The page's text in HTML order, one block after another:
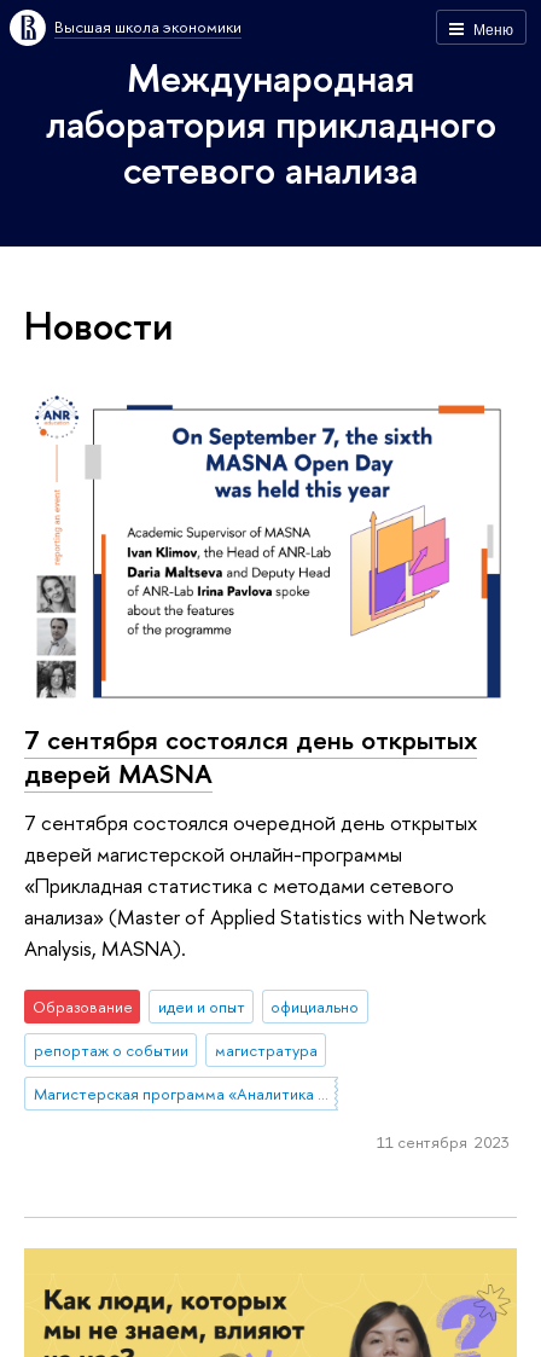
Меню
Высшая школа экономики
Международная
лаборатория прикладного
сетевого анализа
Новости
7 сентября состоялся день открытых
дверей MASNA
7 сентября состоялся очередной день открытых
дверей магистерской онлайн-программы
«Прикладная статистика с методами сетевого
анализа» (Master of Applied Statistics with Network
Analysis, MASNA).
Образование идеи и опыт
официально
репортаж о событии
магистратура
Магистерская программа «Аналитика данных и прикладная статистика / Data Analytics and Social Statistics»
11 сентября 2023